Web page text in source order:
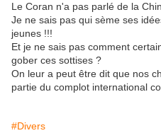
Le Coran n'a pas parlé de la
Je ne sais pas qui sème ses
jeunes !!!
Et je ne sais pas comment
gober ces sottises ?
On leur a peut être dit que nos
partie du complot international
#Divers